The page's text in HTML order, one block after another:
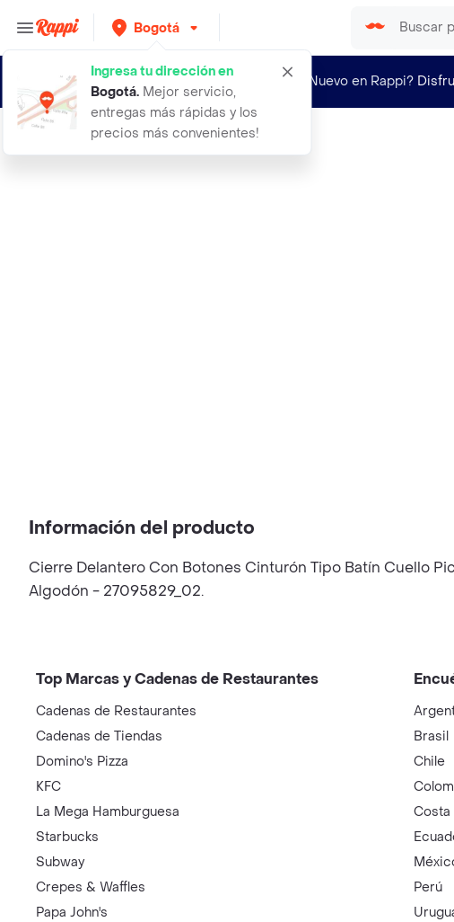
Bogotá
Ingresa tu dirección en
Bogotá. Mejor servicio,
entregas más rápidas y los
precios más convenientes!
¿Nuevo en Rappi?
abrigo trench narciso offwhite tall
Información del producto
Cierre Delantero Con Botones Cinturón Tipo Batín Cuello
Algodón - 27095829_02.
Top Marcas y Cadenas de Restaurantes
Cadenas de Restaurantes
Cadenas de Tiendas
Domino's Pizza
KFC
La Mega Hamburguesa
Starbucks
Subway
Crepes & Waffles
Papa John's
Brasil
Chile
Costa
Perú